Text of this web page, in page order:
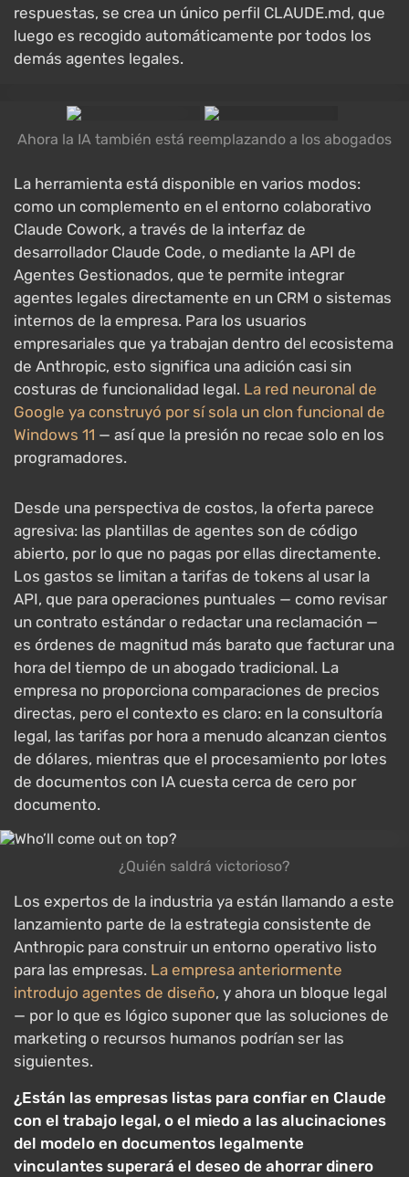
respuestas, se crea un único perfil CLAUDE.md, que
luego es recogido automáticamente por todos los
demás agentes legales.
Ahora la IA también está reemplazando a los abogados
La herramienta está disponible en varios modos:
como un complemento en el entorno colaborativo
Claude Cowork, a través de la interfaz de
desarrollador Claude Code, o mediante la API de
Agentes Gestionados, que te permite integrar
agentes legales directamente en un CRM o sistemas
internos de la empresa. Para los usuarios
empresariales que ya trabajan dentro del ecosistema
de Anthropic, esto significa una adición casi sin
costuras de funcionalidad legal. La red neuronal de
Google ya construyó por sí sola un clon funcional de
Windows 11 — así que la presión no recae solo en los
programadores.
Desde una perspectiva de costos, la oferta parece
agresiva: las plantillas de agentes son de código
abierto, por lo que no pagas por ellas directamente.
Los gastos se limitan a tarifas de tokens al usar la
API, que para operaciones puntuales — como revisar
un contrato estándar o redactar una reclamación —
es órdenes de magnitud más barato que facturar una
hora del tiempo de un abogado tradicional. La
empresa no proporciona comparaciones de precios
directas, pero el contexto es claro: en la consultoría
legal, las tarifas por hora a menudo alcanzan cientos
de dólares, mientras que el procesamiento por lotes
de documentos con IA cuesta cerca de cero por
documento.
¿Quién saldrá victorioso?
Los expertos de la industria ya están llamando a este
lanzamiento parte de la estrategia consistente de
Anthropic para construir un entorno operativo listo
para las empresas. La empresa anteriormente
introdujo agentes de diseño, y ahora un bloque legal
— por lo que es lógico suponer que las soluciones de
marketing o recursos humanos podrían ser las
siguientes.
¿Están las empresas listas para confiar en Claude
con el trabajo legal, o el miedo a las alucinaciones
del modelo en documentos legalmente
vinculantes superará el deseo de ahorrar dinero